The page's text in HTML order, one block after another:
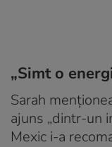
„Simt o
Sarah
ajuns „dintr-un
Mexic i-a